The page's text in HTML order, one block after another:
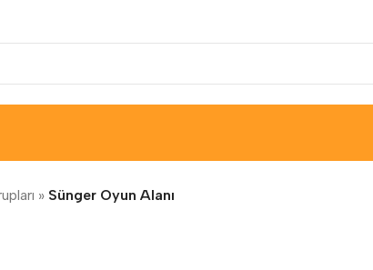
» Sünger Oyun Alanı